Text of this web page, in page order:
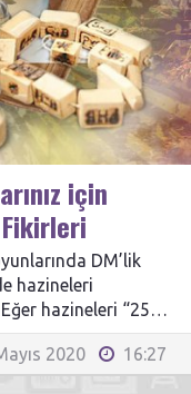
için
DM’lik
hazineleri
hazineleri “25…
2020 16:27